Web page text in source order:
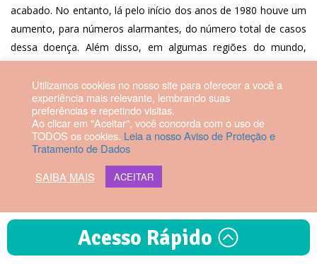
acabado. No entanto, lá pelo início dos anos de 1980 houve um
aumento, para números alarmantes, do número total de casos
dessa doença. Além disso, em algumas regiões do mundo,
não se consegue curar com os medicamentos habituais e que é
chamada de tuberculose multi resistente.
A tuberculose é mais comum em alguns
grupos específicos de pessoas? Quais?
Sim, a tuberculose é mais comum em alguns grupos específicos
suas defesas naturais um pouco diminuídas ou que convivem
de forma muito próxima com quem tem tuberculose, seja em
casa, no trabalho, em hospitais, em prisões ou em albergues.
Utilizamos cookies no nosso site para oferecer a você a
experiência mais relevante, lembrando suas
preferências e repetindo visitas.
Ao clicar em "Aceitar", você concorda com o uso de
TODOS os cookies. Leia a nosso Aviso de Proteção e
Tratamento de Dados
SAIBA MAIS
ACEITAR
Acesso Rápido